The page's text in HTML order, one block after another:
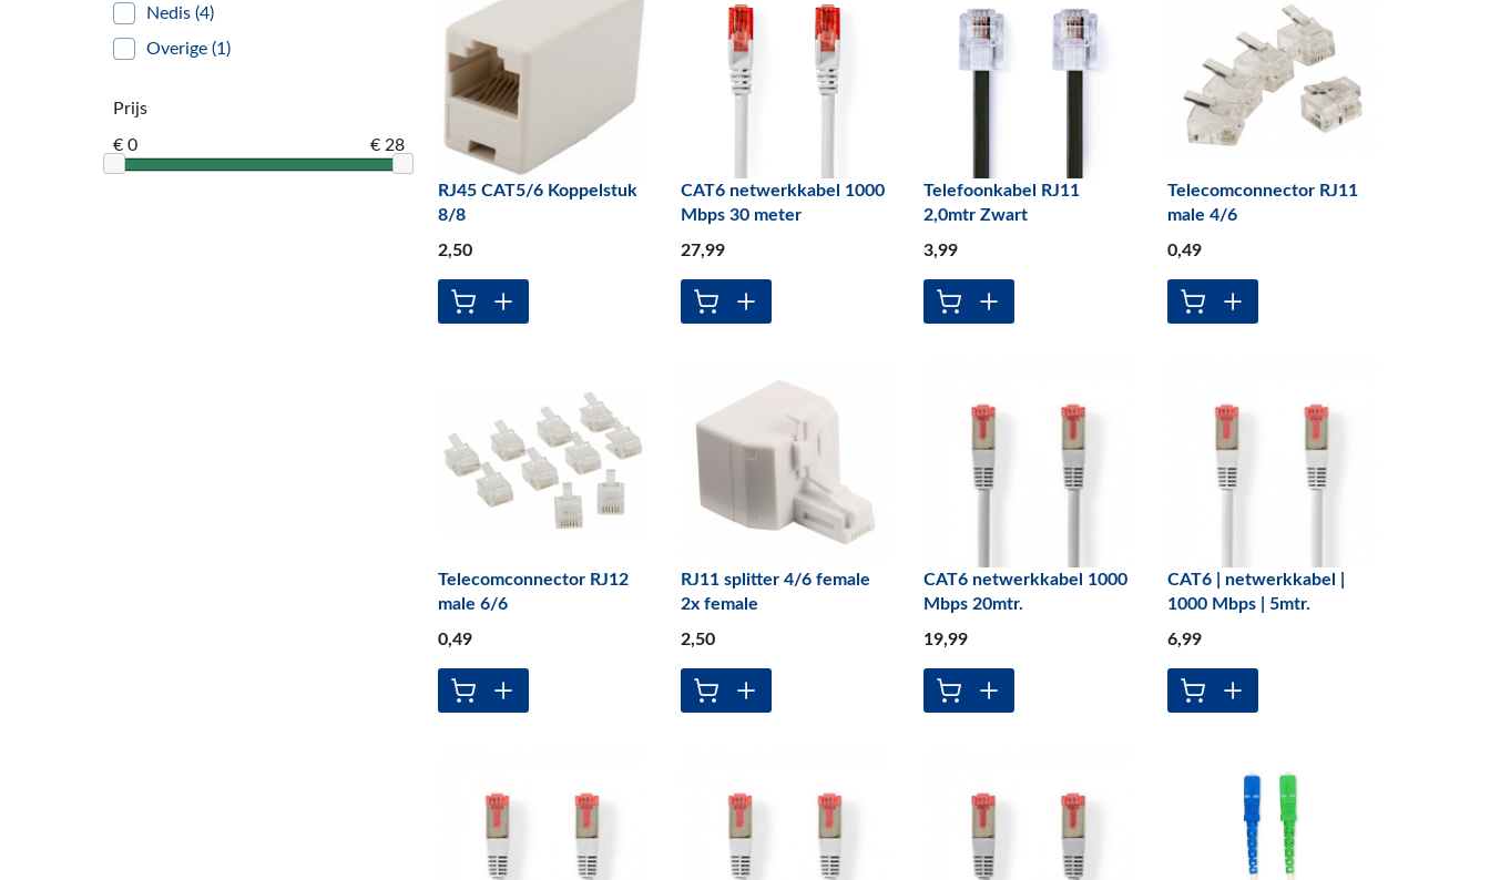
computer accessoires
Koptelefoons en oordopjes
Smartphone accessoires
Nedis (4)
Overige (1)
Prijs
€ 0 € 28
RJ45 CAT5/6 Koppelstuk
8/8
2,50
CAT6 netwerkkabel 1000
Mbps 30 meter
27,99
Telefoonkabel RJ11
2,0mtr Zwart
3,99
Telecomconnector RJ11
male 4/6
0,49
Telecomconnector RJ12
male 6/6
0,49
RJ11 splitter 4/6 female
2x female
2,50
CAT6 netwerkkabel 1000
Mbps 20mtr.
19,99
CAT6 | netwerkkabel |
1000 Mbps | 5mtr.
6,99